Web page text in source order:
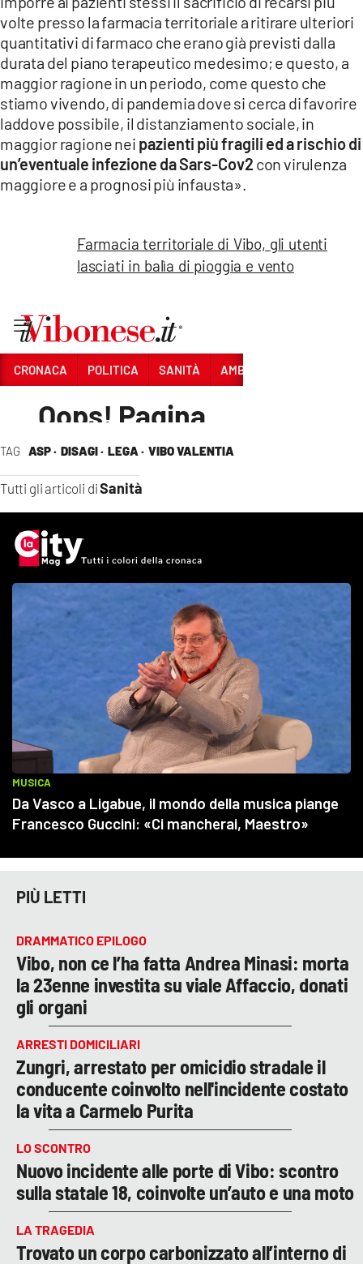
TAG ASP · DISAGI · LEGA · VIBO VALENTIA
Tutti gli articoli diSanità
volte presso la farmacia territoriale a ritirare ulteriori
quantitativi di farmaco che erano già previsti dalla
durata del piano terapeutico medesimo; e questo, a
maggior ragione in un periodo, come questo che
stiamo vivendo, di pandemia dove si cerca di favorire
laddove possibile, il distanziamento sociale, in
maggior ragione nei pazienti più fragili ed a rischio di
un’eventuale infezione da Sars-Cov2 con virulenza
maggiore e a prognosi più infausta».
Farmacia territoriale di Vibo, gli utenti
lasciati in balìa di pioggia e vento
PIÙ LETTI
DRAMMATICO EPILOGO
Vibo, non ce l’ha fatta Andrea Minasi: morta
la 23enne investita su viale Affaccio, donati
gli organi
ARRESTI DOMICILIARI
Zungri, arrestato per omicidio stradale il
conducente coinvolto nell'incidente costato
la vita a Carmelo Purita
LO SCONTRO
Nuovo incidente alle porte di Vibo: scontro
sulla statale 18, coinvolte un’auto e una moto
LA TRAGEDIA
Trovato un corpo carbonizzato all’interno di